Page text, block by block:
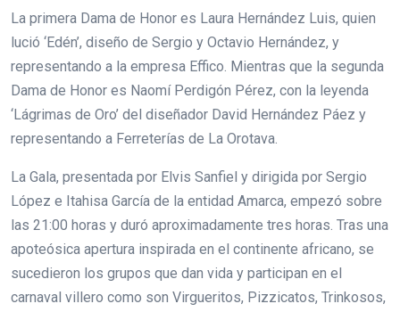
La primera Dama de Honor es Laura Hernández Luis, quien
lució ‘Edén’, diseño de Sergio y Octavio Hernández, y
representando a la empresa Effico. Mientras que la segunda
Dama de Honor es Naomí Perdigón Pérez, con la leyenda
‘Lágrimas de Oro’ del diseñador David Hernández Páez y
representando a Ferreterías de La Orotava.
La Gala, presentada por Elvis Sanfiel y dirigida por Sergio
López e Itahisa García de la entidad Amarca, empezó sobre
las 21:00 horas y duró aproximadamente tres horas. Tras una
apoteósica apertura inspirada en el continente africano, se
sucedieron los grupos que dan vida y participan en el
carnaval villero como son Virgueritos, Pizzicatos, Trinkosos,